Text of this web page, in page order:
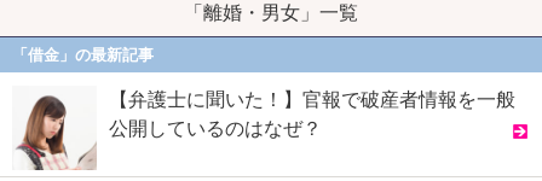
「離婚・男女」一覧
「借金」の最新記事
【弁護士に聞いた！】官報で破産者情報を一般
公開しているのはなぜ？